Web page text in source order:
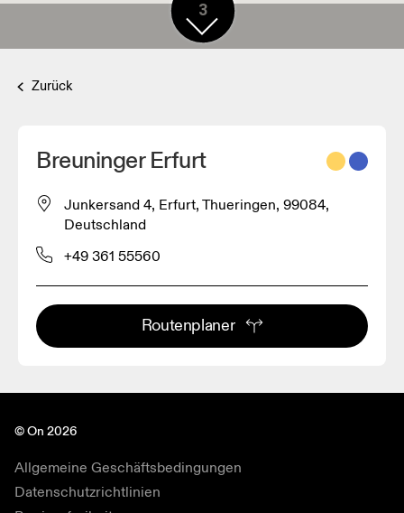
3
Zurück
Breuninger Erfurt
Junkersand 4, Erfurt, Thueringen, 99084,
Deutschland
+49 361 55560
Routenplaner
© On 2026
Allgemeine Geschäftsbedingungen
Datenschutzrichtlinien